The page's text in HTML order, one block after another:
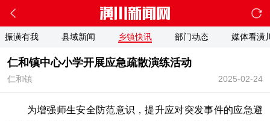
振潢有我 县域新闻 乡镇快讯 部门动态 媒体看潢
仁和镇中心小学开展应急疏散演练活动
2025-02-24
仁和镇
为增强师生安全防范意识，提升应对突发事件的应急避